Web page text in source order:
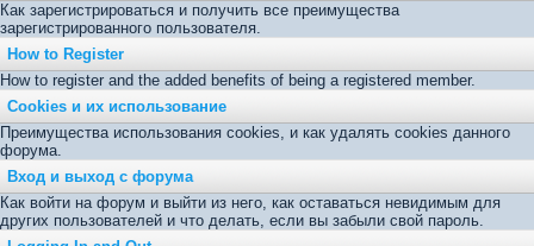
Как зарегистрироваться и получить все преимущества
зарегистрированного пользователя.
How to Register
How to register and the added benefits of being a registered member.
Cookies и их использование
Преимущества использования cookies, и как удалять cookies данного
форума.
Вход и выход с форума
Как войти на форум и выйти из него, как оставаться невидимым для
других пользователей и что делать, если вы забыли свой пароль.